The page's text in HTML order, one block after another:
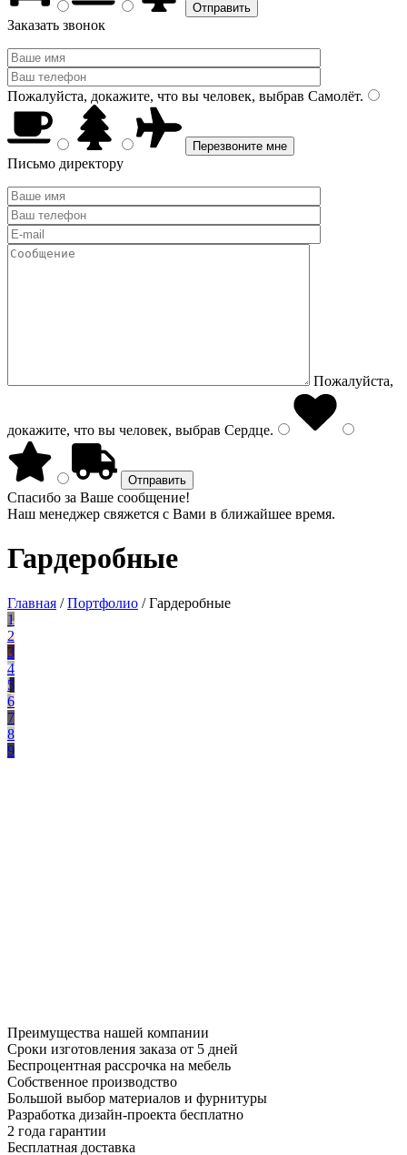
Заказать звонок
Пожалуйста, докажите, что вы человек, выбрав Самолёт.
Письмо директору
Пожалуйста,
докажите, что вы человек, выбрав Сердце.
Спасибо за Ваше сообщение!
Наш менеджер свяжется с Вами в ближайшее время.
Гардеробные
Главная /Портфолио /Гардеробные
1
2
3
4
5
6
7
8
9
Преимущества нашей компании
Сроки изготовления заказа от 5 дней
Беспроцентная рассрочка на мебель
Собственное производство
Большой выбор материалов и фурнитуры
Разработка дизайн-проекта бесплатно
2 года гарантии
Бесплатная доставка